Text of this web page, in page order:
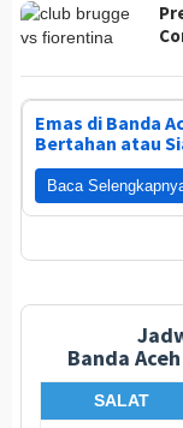
Emas di Banda
Bertahan atau
Baca
Banda
SALAT